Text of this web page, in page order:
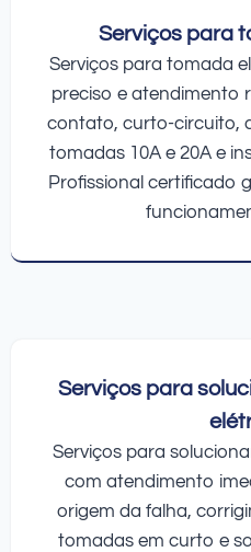
Serviços para
Serviços para tomada
preciso e atendimento
contato, curto-circuito,
tomadas 10A e 20A e
Profissional certificado
Serviços para
Serviços para
com atendimento
origem da falha,
tomadas em curto e